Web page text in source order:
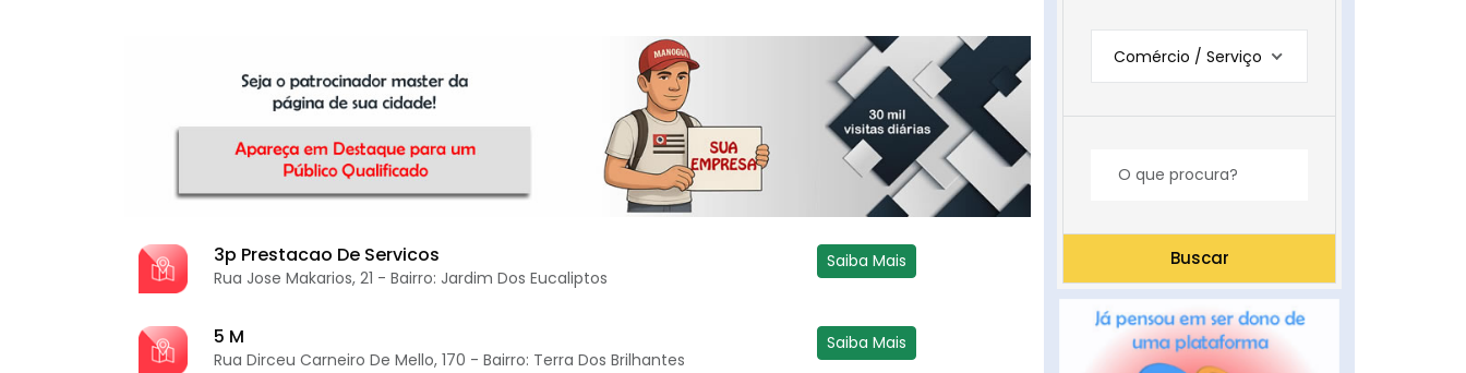
3p Prestacao De Servicos
Rua Jose Makarios, 21 - Bairro: Jardim Dos Eucaliptos
Saiba Mais
5 M
Rua Dirceu Carneiro De Mello, 170 - Bairro: Terra Dos Brilhantes
Saiba Mais
Comércio / Serviço
Buscar